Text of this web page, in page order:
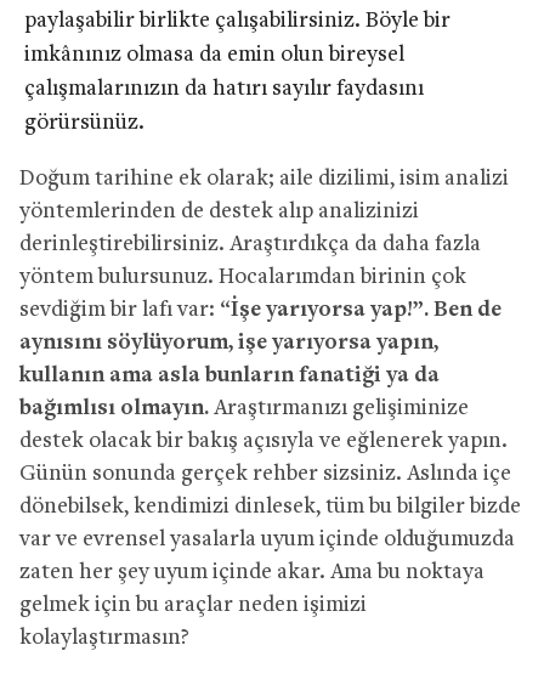
paylaşabilir birlikte çalışabilirsiniz. Böyle bir
imkânınız olmasa da emin olun bireysel
çalışmalarınızın da hatırı sayılır faydasını
görürsünüz.
Doğum tarihine ek olarak; aile dizilimi, isim analizi
yöntemlerinden de destek alıp analizinizi
derinleştirebilirsiniz. Araştırdıkça da daha fazla
yöntem bulursunuz. Hocalarımdan birinin çok
sevdiğim bir lafı var: “İşe yarıyorsa yap!”. Ben de
aynısını söylüyorum, işe yarıyorsa yapın,
kullanın ama asla bunların fanatiği ya da
bağımlısı olmayın. Araştırmanızı gelişiminize
destek olacak bir bakış açısıyla ve eğlenerek yapın.
Günün sonunda gerçek rehber sizsiniz. Aslında içe
dönebilsek, kendimizi dinlesek, tüm bu bilgiler bizde
var ve evrensel yasalarla uyum içinde olduğumuzda
zaten her şey uyum içinde akar. Ama bu noktaya
gelmek için bu araçlar neden işimizi
kolaylaştırmasın?